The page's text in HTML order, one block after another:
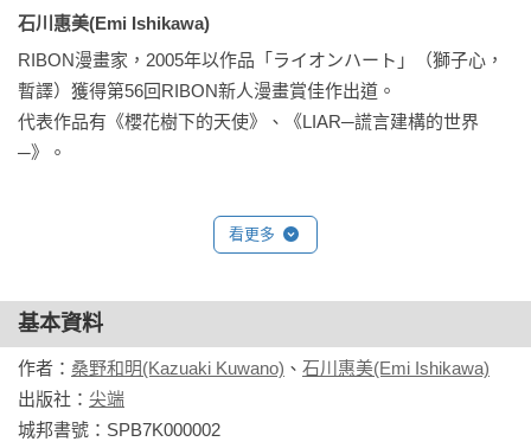
石川惠美(Emi Ishikawa)
RIBON漫畫家，2005年以作品「ライオンハート」（獅子心，
暫譯）獲得第56回RIBON新人漫畫賞佳作出道。
代表作品有《櫻花樹下的天使》、《LIAR─謊言建構的世界
─》。
看更多
基本資料
作者： 桑野和明(Kazuaki Kuwano) 、 石川惠美(Emi Ishikawa)
出版社： 尖端
城邦書號：SPB7K000002